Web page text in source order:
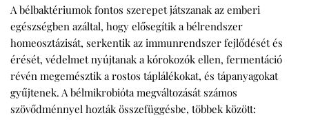
A bélbaktériumok fontos szerepet játszanak az emberi
egészségben azáltal, hogy elősegítik a bélrendszer
homeosztázisát, serkentik az immunrendszer fejlődését és
érését, védelmet nyújtanak a kórokozók ellen, fermentáció
révén megemésztik a rostos táplálékokat, és tápanyagokat
gyűjtenek. A bélmikrobióta megváltozását számos
szövődménnyel hozták összefüggésbe, többek között: